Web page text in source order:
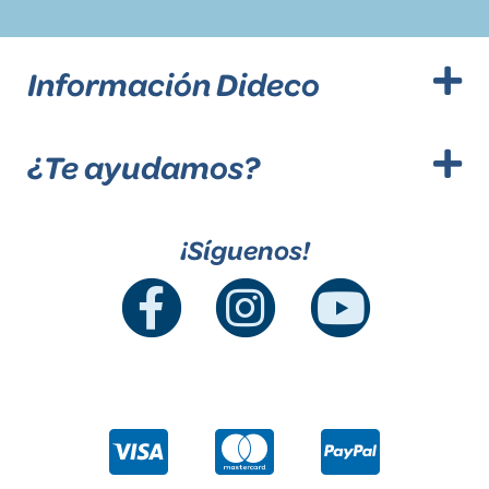
Información Dideco
¿Te ayudamos?
¡Síguenos!